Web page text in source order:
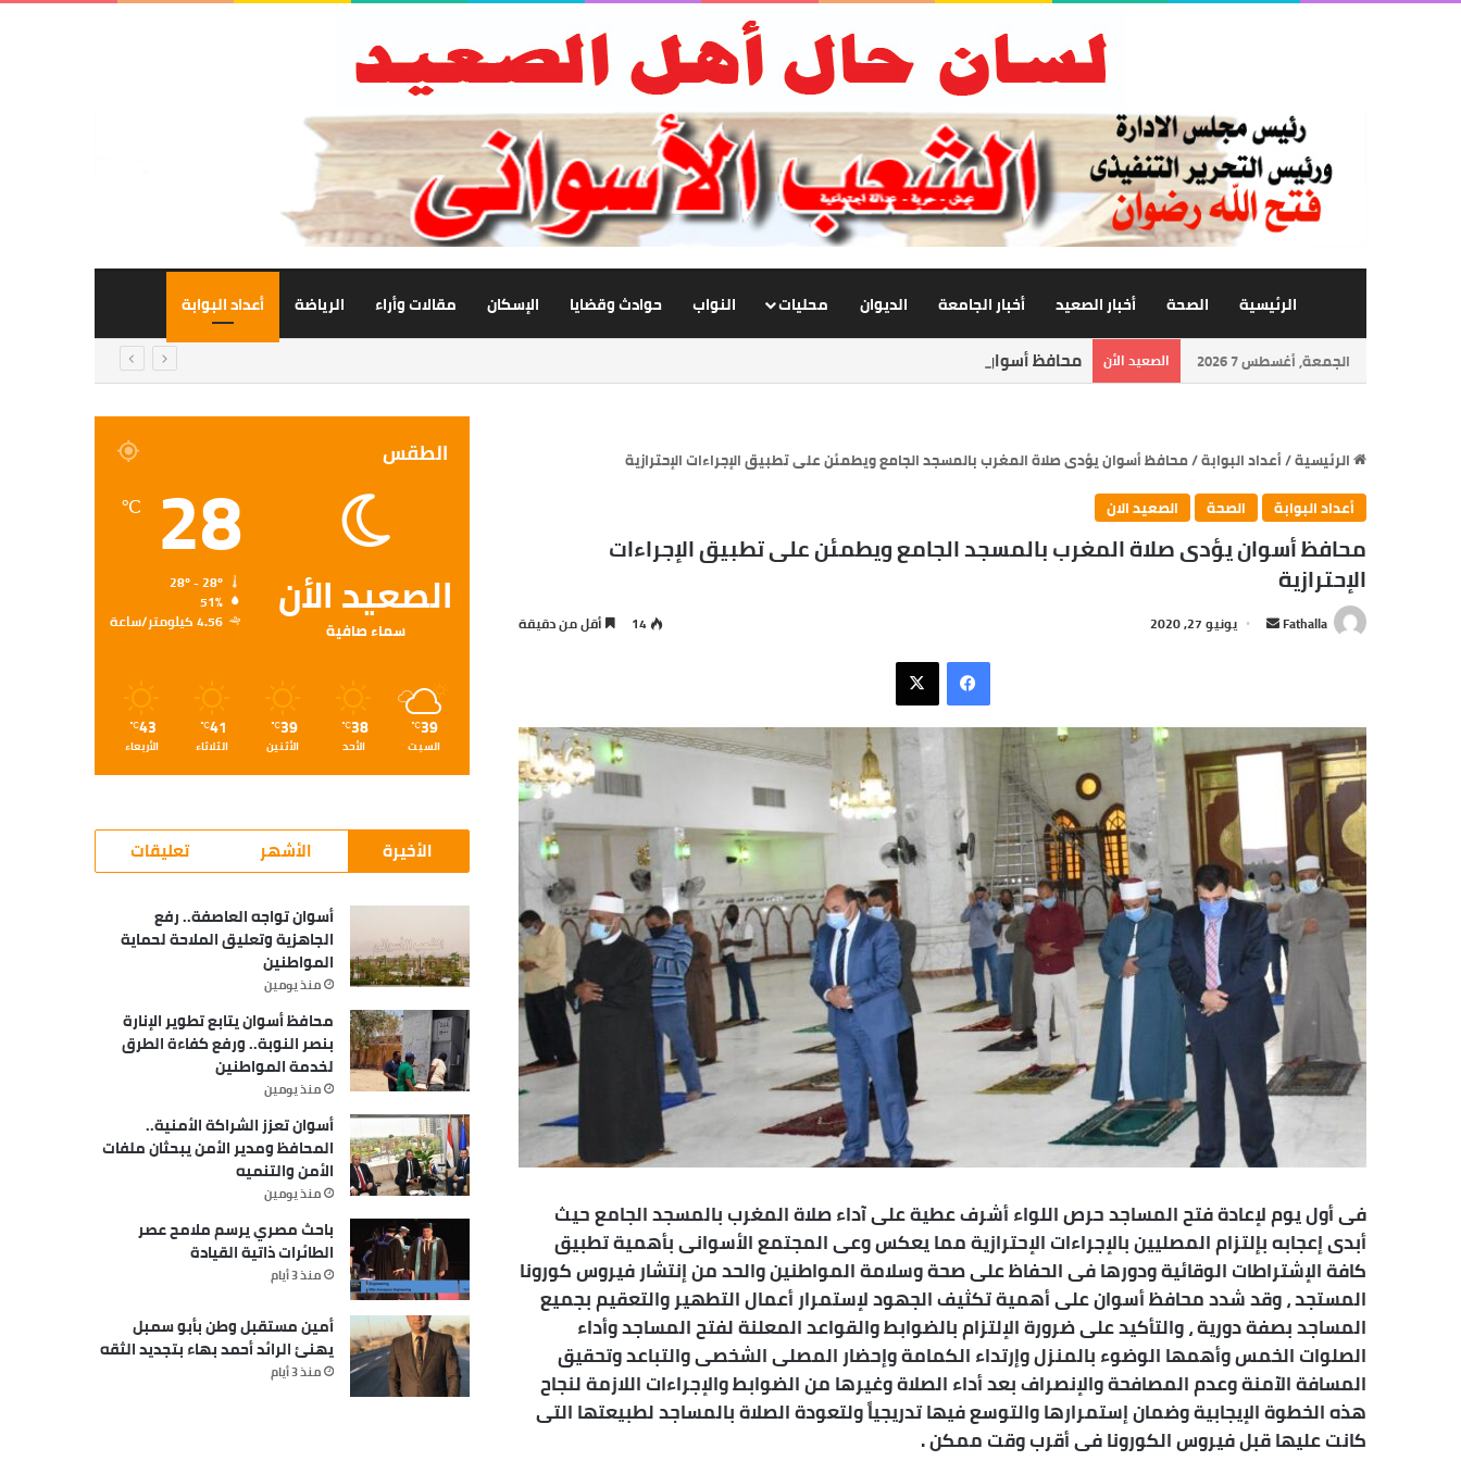
الرئيسية الصحة أخبار الصعيد أخبار الجامعة الديوان محليات النواب حوادث وقضايا الإسكان مقالات وأراء الرياضة أعداد البوابة
الجمعة, أغسطس 7 2026 الصعيد الأن محافظ أسوان يتابع تطوير الإنارة بنصر النوبة.. ورفع كفاءة الطرق لخدمة المواطنين
الرئيسية/أعداد البوابة/محافظ أسوان يؤدى صلاة المغرب بالمسجد الجامع ويطمئن على تطبيق الإجراءات الإحترازية
أعداد البوابة
الصحة الصعيد الان
محافظ أسوان يؤدى صلاة المغرب بالمسجد الجامع ويطمئن على تطبيق الإجراءات
الإحترازية
Fathalla
أرسل يونيو 27, 2020 14 أقل من دقيقة
فيسبوك
X
فى أول يوم لإعادة فتح المساجد حرص اللواء أشرف عطية على آداء صلاة المغرب بالمسجد الجامع حيث
أبدى إعجابه بإلتزام المصليين بالإجراءات الإحترازية مما يعكس وعى المجتمع الأسوانى بأهمية تطبيق
كافة الإشتراطات الوقائية ودورها فى الحفاظ على صحة وسلامة المواطنين والحد من إنتشار فيروس كورونا
المستجد ، وقد شدد محافظ أسوان على أهمية تكثيف الجهود لإستمرار أعمال التطهير والتعقيم بجميع
المساجد بصفة دورية ، والتأكيد على ضرورة الإلتزام بالضوابط والقواعد المعلنة لفتح المساجد وأداء
الصلوات الخمس وأهمها الوضوء بالمنزل وإرتداء الكمامة وإحضار المصلى الشخصى والتباعد وتحقيق
المسافة الآمنة وعدم المصافحة والإنصراف بعد أداء الصلاة وغيرها من الضوابط والإجراءات اللازمة لنجاح
هذه الخطوة الإيجابية وضمان إستمرارها والتوسع فيها تدريجياً ولتعودة الصلاة بالمساجد لطبيعتها التى
كانت عليها قبل فيروس الكورونا فى أقرب وقت ممكن .
الطقس
الصعيد الأن
سماء صافية
28
℃
51%
4.56 كيلومتر/ساعة
39
℃
السبت
38
℃
الأحد
39
℃
الأثنين
41
℃
الثلاثاء
43
℃
الأربعاء
الأخيرة الأشهر تعليقات
أسوان تواجه العاصفة.. رفع
الجاهزية وتعليق الملاحة لحماية
المواطنين
منذ يومين
محافظ أسوان يتابع تطوير الإنارة
بنصر النوبة.. ورفع كفاءة الطرق
لخدمة المواطنين
منذ يومين
أسوان تعزز الشراكة الأمنية..
المحافظ ومدير الأمن يبحثان ملفات
الأمن والتنميه
منذ يومين
باحث مصري يرسم ملامح عصر
الطائرات ذاتية القيادة
منذ 3 أيام
أمين مستقبل وطن بأبو سمبل
يهنئ الرائد أحمد بهاء بتجديد الثقه
منذ 3 أيام